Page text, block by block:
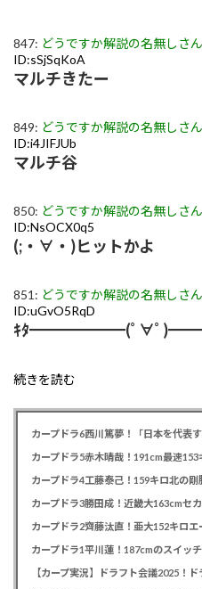
847: どうですか解説の名無しさん
ID:sSjSqKoA
マルチきたー
849: どうですか解説の名無しさん
ID:i4JIFJUb
マルチ谷
850: どうですか解説の名無しさん
ID:NsOCX0q5
(;・∀・)ヒットかよ
851: どうですか解説の名無しさん
ID:uGvO5RqD
ｷﾀ━━━━━━(ﾟ∀ﾟ
続きを読む
カープドラ4工藤泰己！159キロ北の剛
カープドラ2齊藤汰直！亜大152キロエ
【カープ実況】ドラフト会議2025！